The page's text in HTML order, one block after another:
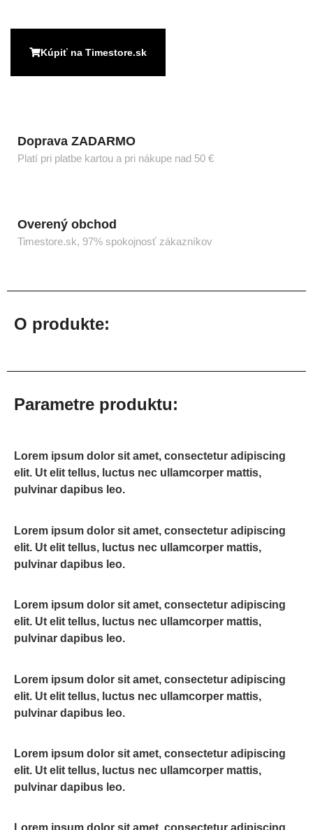
Kúpiť na Timestore.sk
Doprava ZADARMO
Platí pri platbe kartou a pri nákupe nad 50 €
Overený obchod
Timestore.sk, 97% spokojnosť zákazníkov
O produkte:
Parametre produktu:
Lorem ipsum dolor sit amet, consectetur adipiscing
elit. Ut elit tellus, luctus nec ullamcorper mattis,
pulvinar dapibus leo.
Lorem ipsum dolor sit amet, consectetur adipiscing
elit. Ut elit tellus, luctus nec ullamcorper mattis,
pulvinar dapibus leo.
Lorem ipsum dolor sit amet, consectetur adipiscing
elit. Ut elit tellus, luctus nec ullamcorper mattis,
pulvinar dapibus leo.
Lorem ipsum dolor sit amet, consectetur adipiscing
elit. Ut elit tellus, luctus nec ullamcorper mattis,
pulvinar dapibus leo.
Lorem ipsum dolor sit amet, consectetur adipiscing
elit. Ut elit tellus, luctus nec ullamcorper mattis,
pulvinar dapibus leo.